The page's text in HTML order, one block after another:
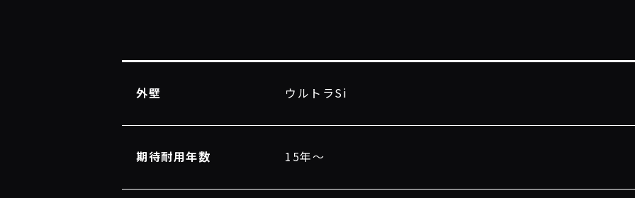
外壁 ウルトラSi
期待耐用年数 15年〜